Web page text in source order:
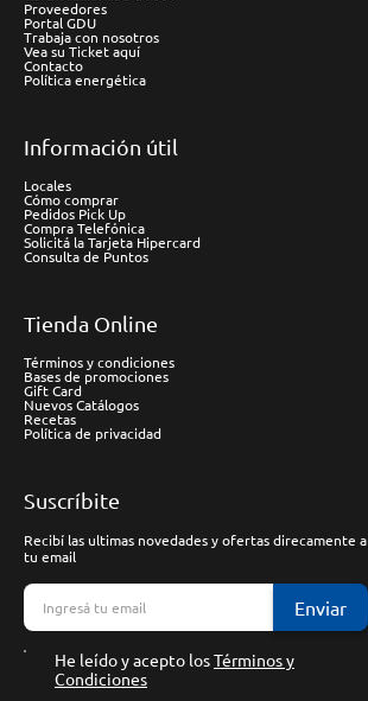
Proveedores
Portal GDU
Trabaja con nosotros
Vea su Ticket aquí
Contacto
Política energética
Información útil
Locales
Cómo comprar
Pedidos Pick Up
Compra Telefónica
Solicitá la Tarjeta Hipercard
Consulta de Puntos
Tienda Online
Términos y condiciones
Bases de promociones
Gift Card
Nuevos Catálogos
Recetas
Política de privacidad
Suscríbite
Recibí las ultimas novedades y ofertas direcamente a
tu email
Enviar
He leído y acepto losTérminos y
Condiciones